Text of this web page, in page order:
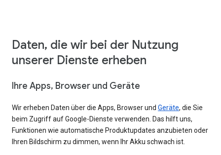
Daten, die wir bei der Nutzung
unserer Dienste erheben
Ihre Apps, Browser und Geräte
Wir erheben Daten über die Apps, Browser und Geräte, die Sie
beim Zugriff auf Google-Dienste verwenden. Das hilft uns,
Funktionen wie automatische Produktupdates anzubieten oder
Ihren Bildschirm zu dimmen, wenn Ihr Akku schwach ist.